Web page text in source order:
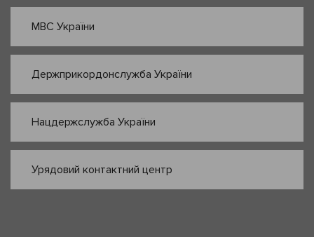
МВС України
Держприкордонслужба України
Нацдержслужба України
Урядовий контактний центр